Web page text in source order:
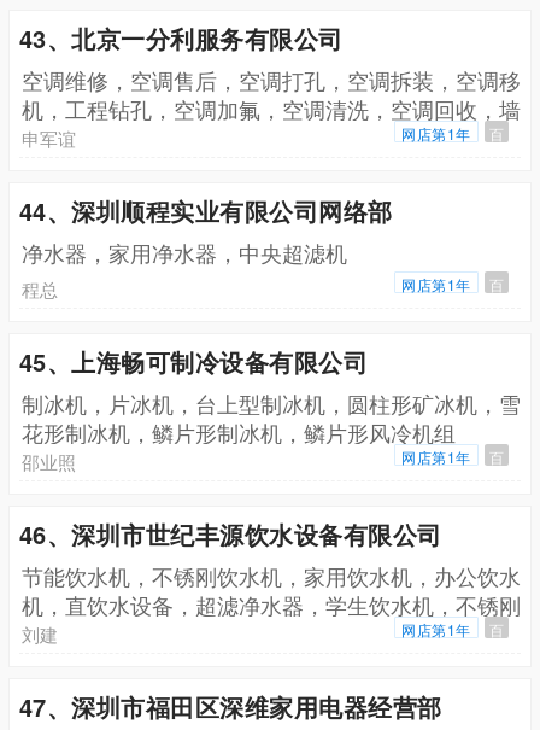
43、北京一分利服务有限公司
空调维修，空调售后，空调打孔，空调拆装，空调移
机，工程钻孔，空调加氟，空调清洗，空调回收，墙
面钻孔，开门开窗，家庭钻孔
申军谊 网店第1年 百
44、深圳顺程实业有限公司网络部
净水器，家用净水器，中央超滤机
程总 网店第1年 百
45、上海畅可制冷设备有限公司
制冰机，片冰机，台上型制冰机，圆柱形矿冰机，雪
花形制冰机，鳞片形制冰机，鳞片形风冷机组
邵业照 网店第1年 百
46、深圳市世纪丰源饮水设备有限公司
节能饮水机，不锈刚饮水机，家用饮水机，办公饮水
机，直饮水设备，超滤净水器，学生饮水机，不锈刚
饮水台，学校直饮水设备，饮水机，开水器，节能开
刘建 网店第1年 百
47、深圳市福田区深维家用电器经营部